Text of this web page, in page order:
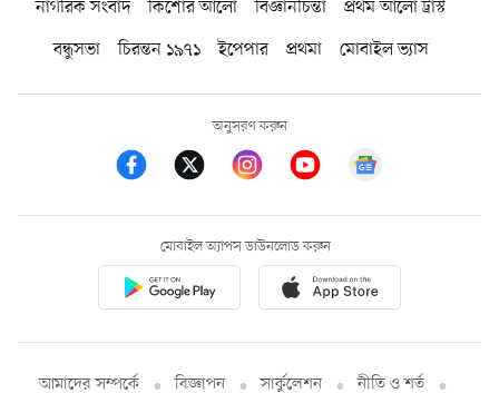
নাগরিক সংবাদ কিশোর আলো বিজ্ঞানচিন্তা
প্রথম আলো ট্রাস্ট
বন্ধুসভা
চিরন্তন ১৯৭১ ইপেপার প্রথমা মোবাইল ভ্যাস
অনুসরণ করুন
মোবাইল অ্যাপস ডাউনলোড করুন
আমাদের সম্পর্কে বিজ্ঞাপন সার্কুলেশন নীতি ও শর্ত